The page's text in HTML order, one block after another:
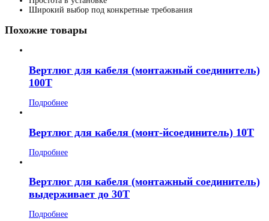
Широкий выбор под конкретные требования
Похожие товары
Вертлюг для кабеля (монтажный соединитель)
100Т
Подробнее
Вертлюг для кабеля (монт-йсоединитель) 10Т
Подробнее
Вертлюг для кабеля (монтажный соединитель)
выдерживает до 30Т
Подробнее